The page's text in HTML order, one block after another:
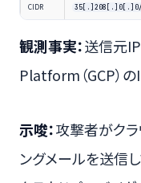
CIDR 35[.]208[.]0[.]0/
観測事実：送信元
Platform（GCP）の
示唆：攻撃者がクラ
ングメールを送信